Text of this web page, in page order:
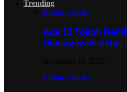
Trending
Editor's Picks
Ada 13 Tokoh
Dianugerahi
Editor's Picks